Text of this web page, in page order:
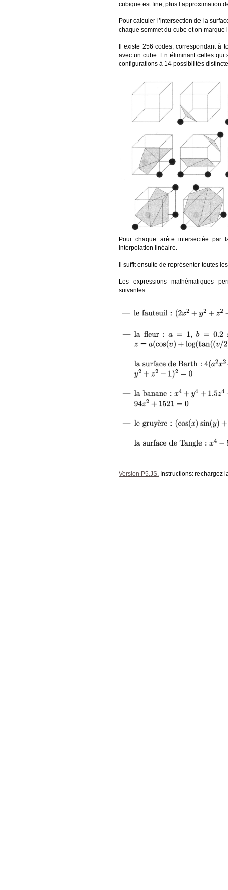
cubique est fine, plus l’approximation
Pour calculer l’intersection de la
chaque sommet du cube et on marque
Il existe 256 codes, correspondant à
avec un cube. En éliminant celles qui
configurations à 14 possibilités
Pour chaque arête intersectée par
interpolation linéaire.
Il suffit ensuite de représenter toutes
Les expressions mathématiques
suivantes:
Version P5.JS. Instructions: rechargez